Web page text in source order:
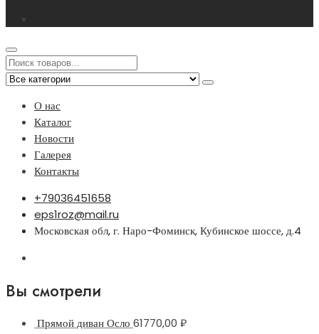
О нас
Каталог
Новости
Галерея
Контакты
+79036451658
eps1roz@mail.ru
Московская обл, г. Наро-Фоминск, Кубинское шоссе, д.4
Вы смотрели
Прямой диван Осло 61770,00 ₽